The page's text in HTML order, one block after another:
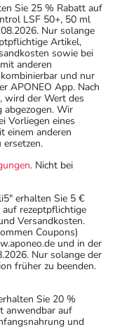
Sie 25 % Rabatt auf
LSF 50+, 50 ml
Nur solange
Artikel,
sowie bei
anderen
und nur
APONEO App. Nach
wird der Wert des
abgezogen. Wir
Vorliegen eines
einem anderen
ersetzen.
. Nicht bei
erhalten Sie 5 €
rezeptpflichtige
Versandkosten.
Coupons)
und in der
Nur solange der
früher zu beenden.
Sie 20 %
anwendbar auf
und